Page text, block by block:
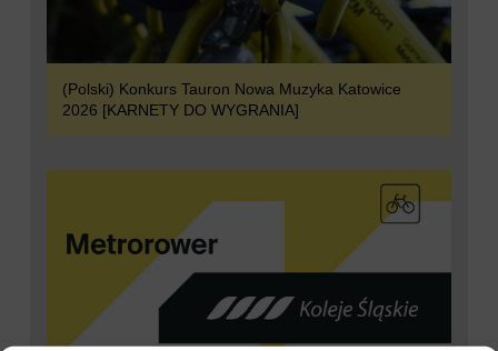
(Polski) Konkurs Tauron Nowa Muzyka Katowice
2026 [KARNETY DO WYGRANIA]